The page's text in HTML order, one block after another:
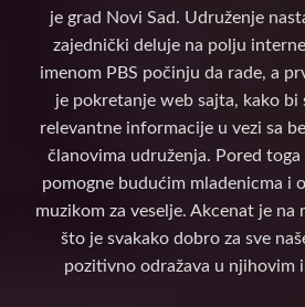
je grad Novi Sad. Udruženje
zajednički deluje na polju
imenom PBS počinju da rade, a
je pokretanje web sajta, kako bi
relevantne informacije u vezi sa
članovima udruženja. Pored toga
pomogne budućim mladenicma i
muzikom za veselje. Akcenat je na
što je svakako dobro za sve
pozitivno odražava u njihovim